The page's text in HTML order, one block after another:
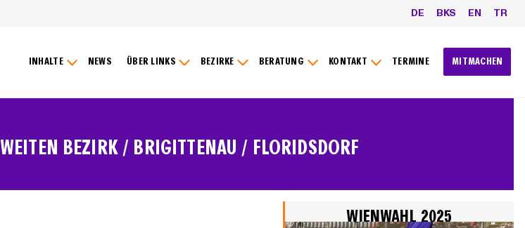
DE BKS EN TR
INHALTE NEWS ÜBER LINKS BEZIRKE BERATUNG KONTAKT TERMINE MITMACHEN
BEZIRK / BRIGITTENAU / FLORIDSDORF
WIENWAHL 2025